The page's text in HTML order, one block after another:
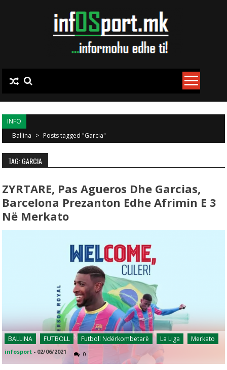
INFO
Ballina > Posts tagged "Garcia"
TAG: GARCIA
ZYRTARE, Pas Agueros Dhe Garcias,
Barcelona Prezanton Edhe Afrimin E 3
Në Merkato
BALLINA FUTBOLL Futboll Ndërkombëtarë La Liga Merkato
infosport - 02/06/2021 0